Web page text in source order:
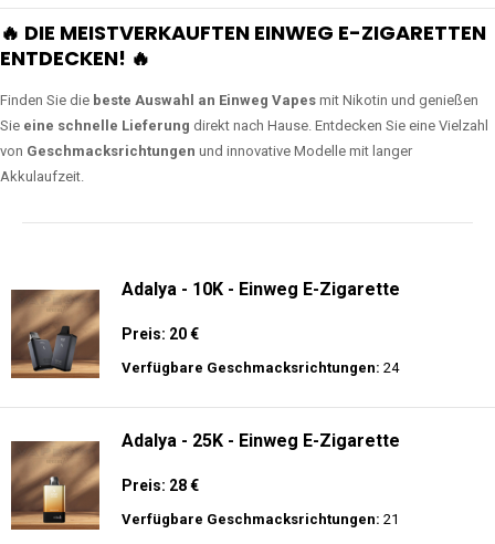
🔥 DIE MEISTVERKAUFTEN EINWEG E-ZIGARETTEN
ENTDECKEN! 🔥
Finden Sie die beste Auswahl an Einweg Vapes mit Nikotin und genießen
Sie eine schnelle Lieferung direkt nach Hause. Entdecken Sie eine Vielzahl
von Geschmacksrichtungen und innovative Modelle mit langer
Akkulaufzeit.
Adalya - 10K - Einweg E-Zigarette
Preis: 20 €
Verfügbare Geschmacksrichtungen: 24
Adalya - 25K - Einweg E-Zigarette
Preis: 28 €
Verfügbare Geschmacksrichtungen: 21